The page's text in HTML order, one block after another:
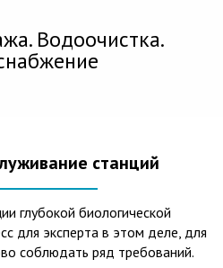
Водоочистка.
станций
глубокой биологической
для эксперта в этом деле, для
соблюдать ряд требований.